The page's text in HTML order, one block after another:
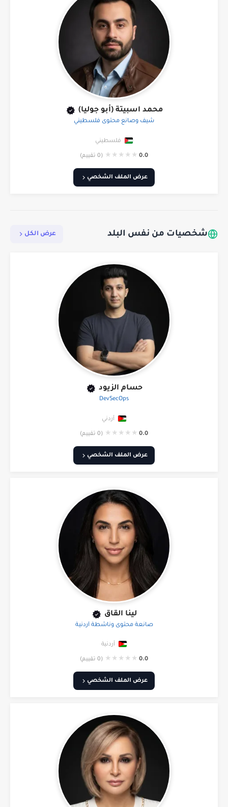
محمد اسبيتة (أبو جوليا)
شيف وصانع محتوى فلسطيني
فلسطيني
0.0
★
★
★
★
★ (0 تقييم)
عرض الملف الشخصي
شخصيات من نفس البلد عرض الكل
حسام الزيود
DevSecOps
أردني
0.0
★
★
★
★
★ (0 تقييم)
عرض الملف الشخصي
لينا القاق
صانعة محتوى وناشطة أردنية
أردنية
0.0
★
★
★
★
★ (0 تقييم)
عرض الملف الشخصي